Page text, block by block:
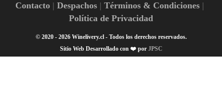
Contacto Despachos
Términos & Condiciones
Política de Privacidad
© 2020 - 2026 Winelivery.cl - Todos los derechos reservados.
Sitio Web Desarrollado con ❤️ por JPSC